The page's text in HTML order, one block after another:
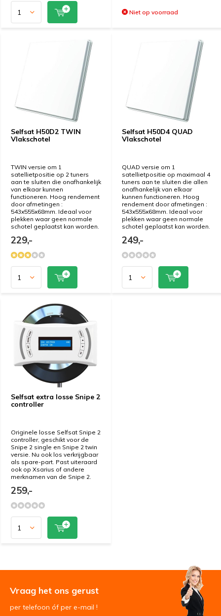
Niet op voorraad
Selfsat H50D2 TWIN
Vlakschotel
TWIN versie om 1
satellietpositie op 2 tuners
aan te sluiten die onafhankelijk
van elkaar kunnen
functioneren. Hoog rendement
door afmetingen :
543x555x68mm. Ideaal voor
plekken waar geen normale
schotel geplaatst kan worden.
229,-
Selfsat H50D4 QUAD
Vlakschotel
QUAD versie om 1
satellietpositie op maximaal 4
tuners aan te sluiten die allen
onafhankelijk van elkaar
kunnen functioneren. Hoog
rendement door afmetingen :
543x555x68mm. Ideaal voor
plekken waar geen normale
schotel geplaatst kan worden.
249,-
Selfsat extra losse Snipe 2
controller
Originele losse Selfsat Snipe 2
controller, geschikt voor de
Snipe 2 single en Snipe 2 twin
versie. Nu ook los verkrijgbaar
als spare-part. Past uiteraard
ook op Xsarius of andere
merknamen van de Snipe 2.
259,-
Vraag het ons gerust
per telefoon óf per e-mail !